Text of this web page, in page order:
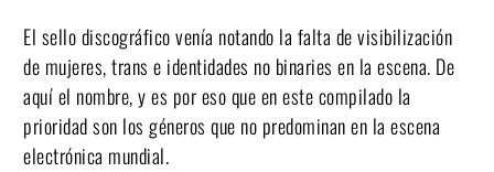
El sello discográfico venía notando la falta de visibilización
de mujeres, trans e identidades no binaries en la escena. De
aquí el nombre, y es por eso que en este compilado la
prioridad son los géneros que no predominan en la escena
electrónica mundial.